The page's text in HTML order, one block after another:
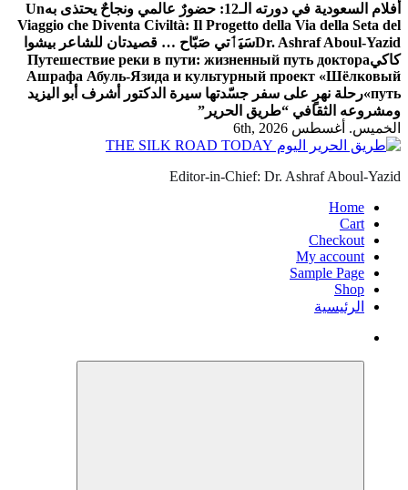
أفلام السعودية في دورته الـ12: حضورٌ عالمي ونجاحٌ يحتذى به
Un
Viaggio che Diventa Civiltà: Il Progetto della Via della Seta del
Dr. Ashraf Aboul-Yazidسَيَٲتي صَبّاح … قصيدتان للشاعر بيشوا
كاكيПутешествие реки в пути: жизненный путь доктора
Ашрафа Абуль-Язида и культурный проект «Шёлковый
путь» رحلة نهرٍ على سفر جسّدتها سيرة الدكتور أشرف أبو اليزيد
ومشروعه الثقافي “طريق الحرير”
الخميس. أغسطس 6th, 2026
Editor-in-Chief: Dr. Ashraf Aboul-Yazid
Home
Cart
Checkout
My account
Sample Page
Shop
الرئيسية